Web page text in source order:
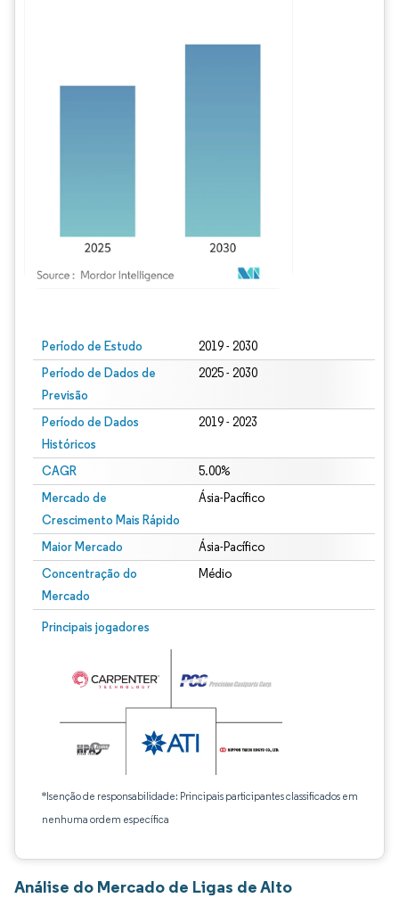
Período de Estudo 2019 - 2030
Período de Dados de
Previsão
2025 - 2030
Período de Dados
Históricos
2019 - 2023
CAGR 5.00%
Mercado de
Crescimento Mais Rápido
Ásia-Pacífico
Maior Mercado Ásia-Pacífico
Concentração do
Mercado
Médio
Principais jogadores
*Isenção de responsabilidade: Principais participantes classificados em
nenhuma ordem específica
Análise do Mercado de Ligas de Alto